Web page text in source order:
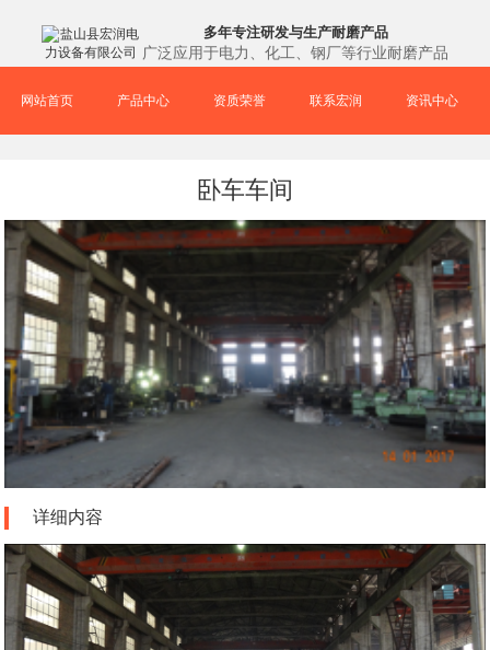
多年专注研发与生产耐磨产品
广泛应用于电力、化工、钢厂等行业耐磨产品
网站首页 产品中心 资质荣誉 联系宏润 资讯中心
卧车车间
详细内容